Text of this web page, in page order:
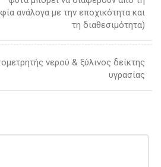
ανάλογα με την εποχικότητα και
τη διαθεσιμότητα)
νερού & ξύλινος δείκτης
υγρασίας